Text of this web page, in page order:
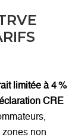
limitée à 4 %
CRE
non